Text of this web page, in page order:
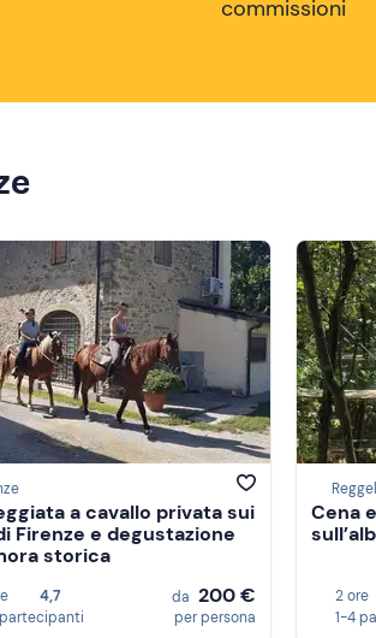
commissioni
a cavallo privata sui
Firenze e degustazione
storica
4,7
da 200 €
per persona
Cena
2 ore
1-4